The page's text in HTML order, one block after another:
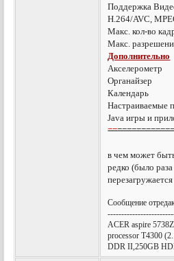
Поддержка
H.264/AVC,
Макс. кол-во
Макс.
Дополнительно
Акселерометр
Органайзер
Календарь
Настраиваемые
Java игры и
==
в чем может
редко (было
Сообщение
AСER aspire
processor T4300
DDR II,250GB